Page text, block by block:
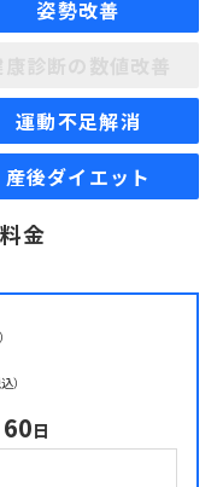
姿勢改善
運動不足解消
産後ダイエット
金
）
60日